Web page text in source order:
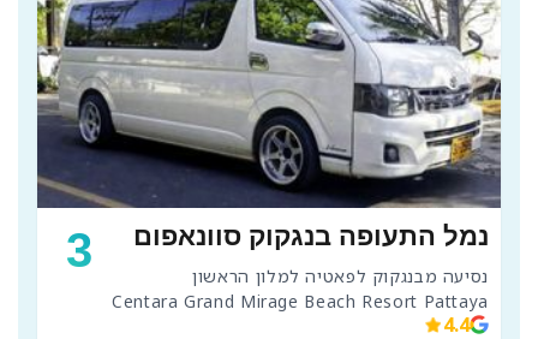
3 נמל התעופה בנגקוק סוונאפום
נסיעה מבנגקוק לפאטיה למלון הראשון
Centara Grand Mirage Beach Resort Pattaya
4.4